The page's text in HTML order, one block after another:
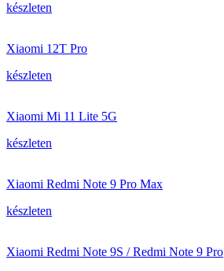
készleten
Xiaomi 12T Pro
készleten
Xiaomi Mi 11 Lite 5G
készleten
Xiaomi Redmi Note 9 Pro Max
készleten
Xiaomi Redmi Note 9S / Redmi Note 9 Pro